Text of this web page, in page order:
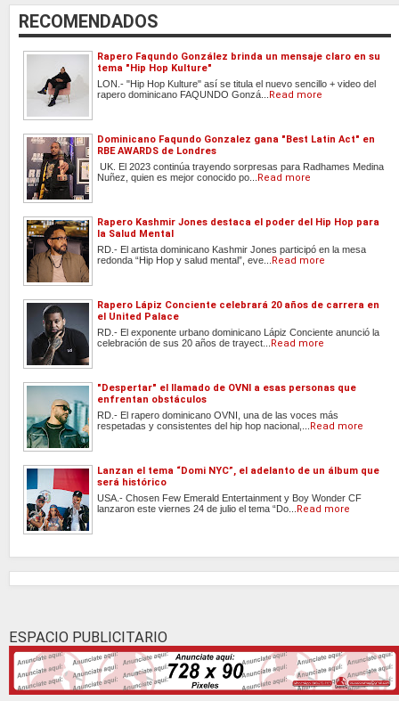
RECOMENDADOS
Rapero Faqundo González brinda un mensaje claro en su
tema "Hip Hop Kulture"
LON.- "Hip Hop Kulture" así se titula el nuevo sencillo + video del
rapero dominicano FAQUNDO Gonzá...
Read more
Dominicano Faqundo Gonzalez gana "Best Latin Act" en
RBE AWARDS de Londres
UK. El 2023 continúa trayendo sorpresas para Radhames Medina
Nuñez, quien es mejor conocido po...
Read more
Rapero Kashmir Jones destaca el poder del Hip Hop para
la Salud Mental
RD.- El artista dominicano Kashmir Jones participó en la mesa
redonda “Hip Hop y salud mental”, eve...
Read more
Rapero Lápiz Conciente celebrará 20 años de carrera en
el United Palace
RD.- El exponente urbano dominicano Lápiz Conciente anunció la
celebración de sus 20 años de trayect...
Read more
"Despertar" el llamado de OVNI a esas personas que
enfrentan obstáculos
RD.- El rapero dominicano OVNI, una de las voces más
respetadas y consistentes del hip hop nacional,...
Read more
Lanzan el tema “Domi NYC”, el adelanto de un álbum que
será histórico
USA.- Chosen Few Emerald Entertainment y Boy Wonder CF
lanzaron este viernes 24 de julio el tema “Do...
Read more
ESPACIO PUBLICITARIO